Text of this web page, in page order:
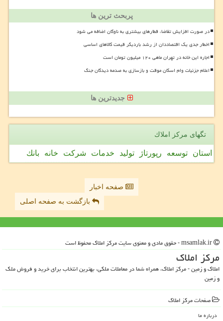
پربحث ترین ها
در صورت افزایش تقاضا، قطارهای بیشتری به ناوگان اضافه می شود
اخطار جدی یک اقتصاددان از رشد باردیگر قیمت کالاهای اساسی
اجاره این خانه در تهران ماهی ۱۲۰ میلیون تومان است
اعلام جزئیات وام اسکان موقت و بازسازی به صدمه دیدگان جنگ
جدیدترین ها
تگهای مركز املاك
استان توسعه رپورتاژ تولید خدمات شركت خانه بانك
صفحه اخبار
بازگشت به صفحه اصلی
مركز املاك
املاک و زمین - مرکز املاک، همراه شما در معاملات ملکی، بهترین انتخاب برای خرید و فروش ملک
و زمین
صفحات مركز املاك
درباره ما